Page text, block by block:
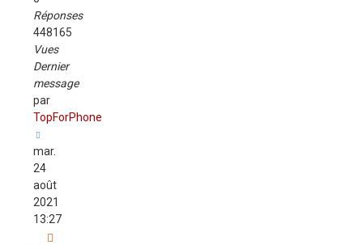
Réponses
448165
Vues
Dernier
message
par
TopForPhone
mar.
24
août
2021
13:27